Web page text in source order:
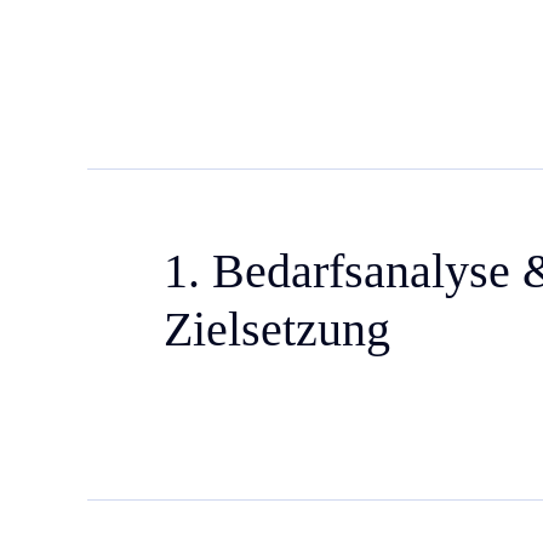
1. Bedarfsanalyse
Zielsetzung